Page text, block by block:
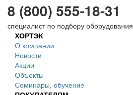
8 (800) 555-18-31
специалист по подбору оборудования
ХОРТЭК
О компании
Новости
Акции
Объекты
Семинары, обучение